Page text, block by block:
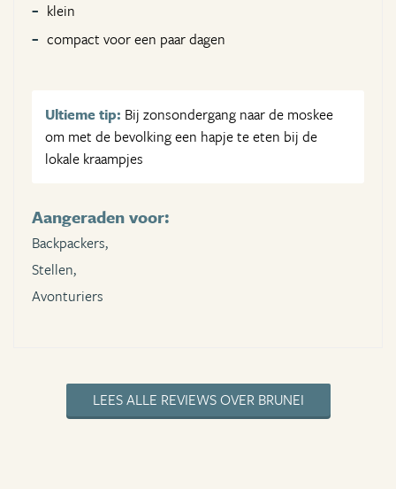
klein
compact voor een paar dagen
Ultieme tip: Bij zonsondergang naar de moskee
om met de bevolking een hapje te eten bij de
lokale kraampjes
Aangeraden voor:
Backpackers,
Stellen,
Avonturiers
LEES ALLE REVIEWS OVER BRUNEI